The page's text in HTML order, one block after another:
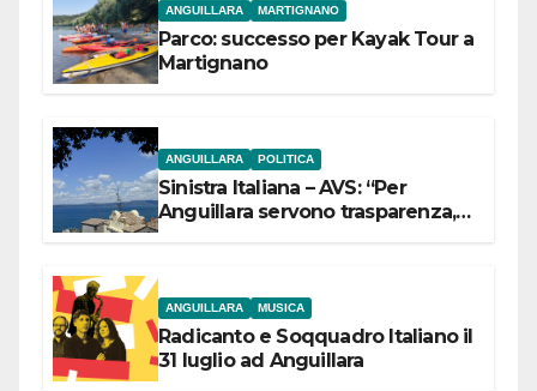
ANGUILLARA MARTIGNANO
Parco: successo per Kayak Tour a
Martignano
ANGUILLARA POLITICA
Sinistra Italiana – AVS: “Per
Anguillara servono trasparenza,
ANGUILLARA MUSICA
Radicanto e Soqquadro Italiano il
31 luglio ad Anguillara